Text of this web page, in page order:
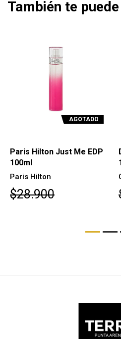
También te
AGOTADO
Paris Hilton Just Me EDP
100ml
Paris Hilton
$28.900